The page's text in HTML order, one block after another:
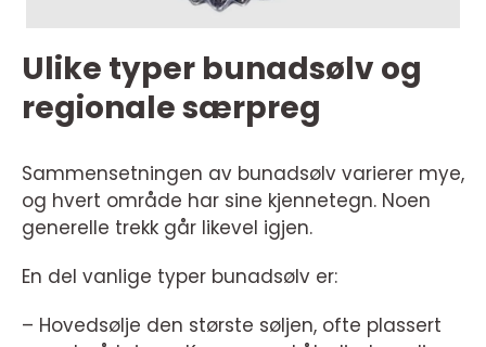
Ulike typer bunadsølv og
regionale særpreg
Sammensetningen av bunadsølv varierer mye,
og hvert område har sine kjennetegn. Noen
generelle trekk går likevel igjen.
En del vanlige typer bunadsølv er:
– Hovedsølje den største søljen, ofte plassert